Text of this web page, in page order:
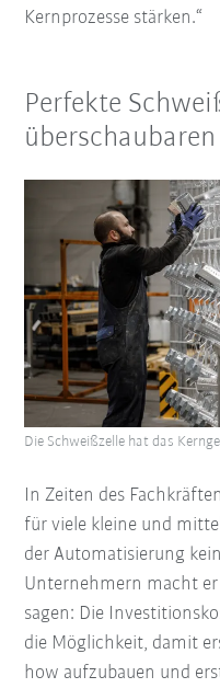
Kernprozesse stärken.“
Perfekte
In Zeiten des
für viele kleine und
der Automatisierung
Unternehmern macht
sagen: Die
die Möglichkeit, damit
how aufzubauen und
Die Schweißzelle hat das